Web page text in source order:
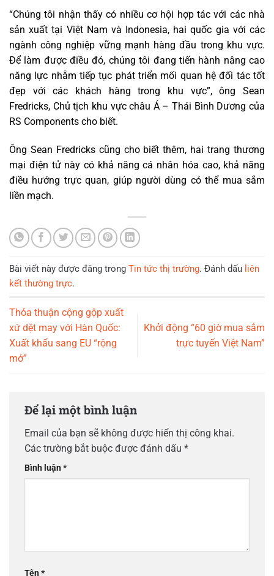
“Chúng tôi nhận thấy có nhiều cơ hội hợp tác với các nhà
sản xuất tại Việt Nam và Indonesia, hai quốc gia với các
ngành công nghiệp vững mạnh hàng đầu trong khu vực.
Để làm được điều đó, chúng tôi đang tiến hành nâng cao
năng lực nhằm tiếp tục phát triển mối quan hệ đối tác tốt
đẹp với các khách hàng trong khu vực”, ông Sean
Fredricks, Chủ tịch khu vực châu Á – Thái Bình Dương của
RS Components cho biết.
Ông Sean Fredricks cũng cho biết thêm, hai trang thương
mại điện tử này có khả năng cá nhân hóa cao, khả năng
điều hướng trực quan, giúp người dùng có thể mua sắm
liền mạch.
Bài viết này được đăng trong Tin tức thị trường. Đánh dấu liên
kết thường trực.
Thỏa thuận cộng gộp xuất
xứ dệt may với Hàn Quốc:
Xuất khẩu sang EU “rộng
mở”
Khởi động “60 giờ mua sắm
trực tuyến Việt Nam”
Để lại một bình luận
Email của bạn sẽ không được hiển thị công khai.
Các trường bắt buộc được đánh dấu *
Bình luận*
Tên*